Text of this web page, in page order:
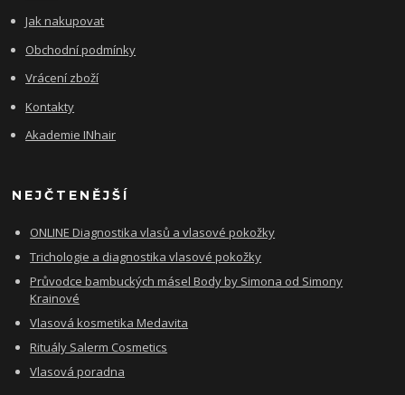
Jak nakupovat
Obchodní podmínky
Vrácení zboží
Kontakty
Akademie INhair
NEJČTENĚJŠÍ
ONLINE Diagnostika vlasů a vlasové pokožky
Trichologie a diagnostika vlasové pokožky
Průvodce bambuckých másel Body by Simona od Simony
Krainové
Vlasová kosmetika Medavita
Rituály Salerm Cosmetics
Vlasová poradna